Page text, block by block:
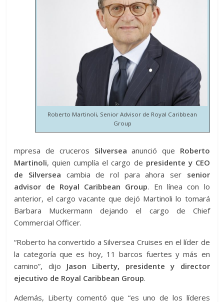
Roberto Martinoli, Senior Advisor de Royal Caribbean
Group
mpresa de cruceros Silversea anunció que Roberto
Martinoli, quien cumplía el cargo de presidente y CEO
de Silversea cambia de rol para ahora ser senior
advisor de Royal Caribbean Group. En línea con lo
anterior, el cargo vacante que dejó Martinoli lo tomará
Barbara Muckermann dejando el cargo de Chief
Commercial Officer.
“Roberto ha convertido a Silversea Cruises en el líder de
la categoría que es hoy, 11 barcos fuertes y más en
camino”, dijo Jason Liberty, presidente y director
ejecutivo de Royal Caribbean Group.
Además, Liberty comentó que “es uno de los líderes